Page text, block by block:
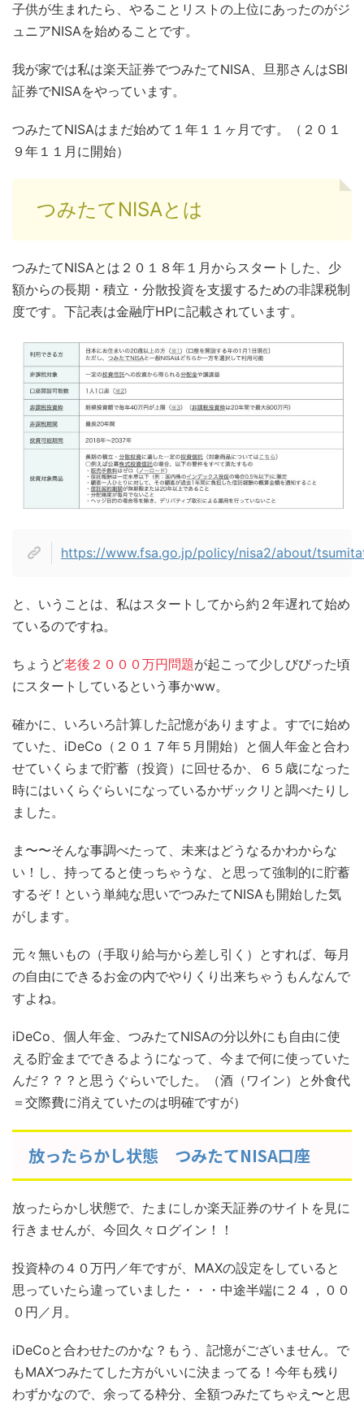
子供が生まれたら、やることリストの上位にあったのがジ
ュニアNISAを始めることです。
我が家では私は楽天証券でつみたてNISA、旦那さんはSBI
証券でNISAをやっています。
つみたてNISAはまだ始めて１年１１ヶ月です。（２０１
９年１１月に開始）
つみたてNISAとは
つみたてNISAとは２０１８年１月からスタートした、少
額からの長期・積立・分散投資を支援するための非課税制
度です。下記表は金融庁HPに記載されています。
https://www.fsa.go.jp/policy/nisa2/about/
と、いうことは、私はスタートしてから約２年遅れて始め
ているのですね。
ちょうど老後２０００万円問題が起こって少しびびった頃
にスタートしているという事かww。
確かに、いろいろ計算した記憶がありますよ。すでに始め
ていた、iDeCo（２０１７年５月開始）と個人年金と合わ
せていくらまで貯蓄（投資）に回せるか、６５歳になった
時にはいくらぐらいになっているかザックリと調べたりし
ました。
ま〜〜そんな事調べたって、未来はどうなるかわからな
い！し、持ってると使っちゃうな、と思って強制的に貯蓄
するぞ！という単純な思いでつみたてNISAも開始した気
がします。
元々無いもの（手取り給与から差し引く）とすれば、毎月
の自由にできるお金の内でやりくり出来ちゃうもんなんで
すよね。
iDeCo、個人年金、つみたてNISAの分以外にも自由に使
える貯金までできるようになって、今まで何に使っていた
んだ？？？と思うぐらいでした。（酒（ワイン）と外食代
＝交際費に消えていたのは明確ですが）
放ったらかし状態 つみたてNISA口座
放ったらかし状態で、たまにしか楽天証券のサイトを見に
行きませんが、今回久々ログイン！！
投資枠の４０万円／年ですが、MAXの設定をしていると
思っていたら違っていました・・・中途半端に２４，００
０円／月。
iDeCoと合わせたのかな？もう、記憶がございません。で
もMAXつみたてした方がいいに決まってる！今年も残り
わずかなので、余ってる枠分、全額つみたてちゃえ〜と思